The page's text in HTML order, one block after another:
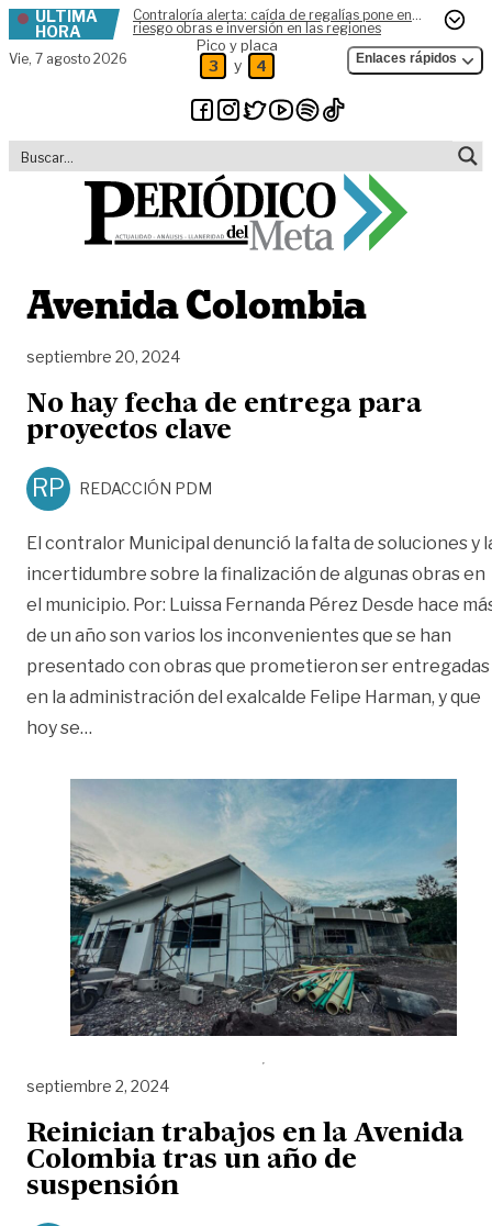
Skip to content
ÚLTIMA
HORA
Contraloría alerta: caída de regalías pone en
riesgo obras e inversión en las regiones
Vie, 7 agosto 2026
Pico y placa
3 y 4 Enlaces rápidos
Avenida Colombia
septiembre 20, 2024
No hay fecha de entrega para
proyectos clave
RP REDACCIÓN PDM
El contralor Municipal denunció la falta de soluciones y
incertidumbre sobre la finalización de algunas obras en
el municipio. Por: Luissa Fernanda Pérez Desde hace
de un año son varios los inconvenientes que se han
presentado con obras que prometieron ser entregadas
en la administración del exalcalde Felipe Harman, y que
hoy se…
septiembre 2, 2024
Reinician trabajos en la Avenida
Colombia tras un año de
suspensión